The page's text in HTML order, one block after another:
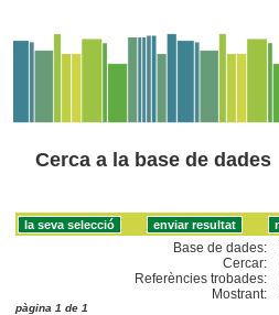
Cerca a la base de dades
Base de dades:
Cercar:
Referències trobades:
Mostrant:
pàgina 1 de 1